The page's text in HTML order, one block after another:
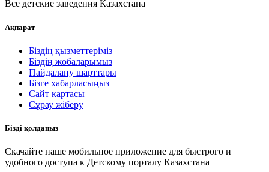
Все детские заведения Казахстана
Ақпарат
Біздің қызметтеріміз
Біздің жобаларымыз
Пайдалану шарттары
Бізге хабарласыңыз
Сайт картасы
Сұрау жіберу
Бізді қолдаңыз
Скачайте наше мобильное приложение для быстрого и
удобного доступа к Детскому порталу Казахстана